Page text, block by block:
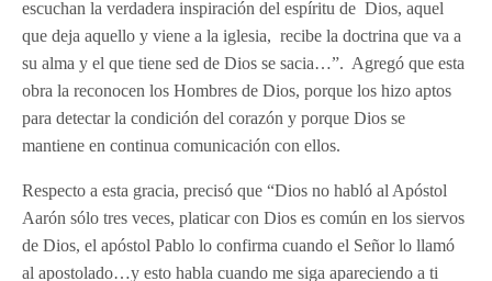
escuchan la verdadera inspiración del espíritu de Dios, aquel
que deja aquello y viene a la iglesia, recibe la doctrina que va a
su alma y el que tiene sed de Dios se sacia…”. Agregó que esta
obra la reconocen los Hombres de Dios, porque los hizo aptos
para detectar la condición del corazón y porque Dios se
mantiene en continua comunicación con ellos.
Respecto a esta gracia, precisó que “Dios no habló al Apóstol
Aarón sólo tres veces, platicar con Dios es común en los siervos
de Dios, el apóstol Pablo lo confirma cuando el Señor lo llamó
al apostolado…y esto habla cuando me siga apareciendo a ti